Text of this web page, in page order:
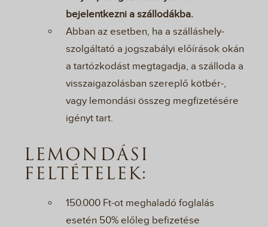
bejelentkezni a szállodákba.
Abban az esetben, ha a szálláshely-
szolgáltató a jogszabályi előírások okán
a tartózkodást megtagadja, a szálloda a
visszaigazolásban szereplő kötbér-,
vagy lemondási összeg megfizetésére
igényt tart.
LEMONDÁSI
FELTÉTELEK:
150.000 Ft-ot meghaladó foglalás
esetén 50% előleg befizetése